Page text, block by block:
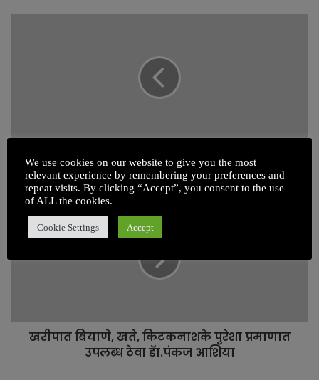
b
t
या कारणाने महिलेने हॉटेल च्या रूम मध्ये केली
पुरुषाची धुलाई
खरीपात बियाणे, खते, किटकनाशके पुरेशा प्रमाणात
उपलब्ध ठेवा डॅा.पंकज आशिया
We use cookies on our website to give you the most
relevant experience by remembering your preferences and
repeat visits. By clicking “Accept”, you consent to the use
of ALL the cookies.
Cookie Settings Accept